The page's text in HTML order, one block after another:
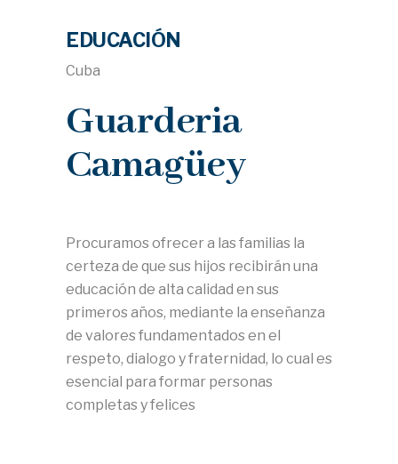
EDUCACIÓN
Cuba
Guarderia
Camagüey
Procuramos ofrecer a las familias la
certeza de que sus hijos recibirán una
educación de alta calidad en sus
primeros años, mediante la enseñanza
de valores fundamentados en el
respeto, dialogo y fraternidad, lo cual es
esencial para formar personas
completas y felices